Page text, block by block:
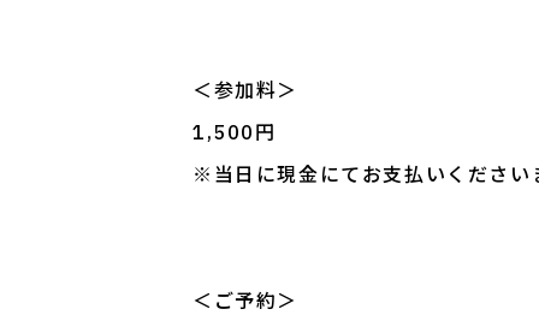
＜参加料＞
1,500円
※当日に現金にてお支払いください
＜ご予約＞